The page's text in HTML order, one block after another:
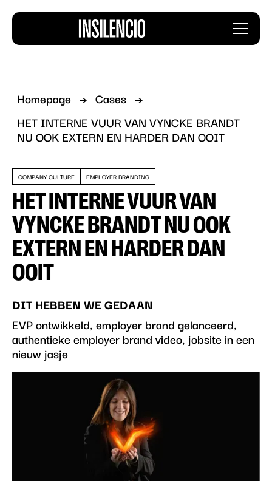
Insilencio
logo
Menu
Homepage
Cases
HET INTERNE VUUR VAN VYNCKE BRANDT
NU OOK EXTERN EN HARDER DAN OOIT
COMPANY CULTURE EMPLOYER BRANDING
HET INTERNE VUUR VAN
VYNCKE BRANDT NU OOK
EXTERN EN HARDER DAN
OOIT
DIT HEBBEN WE GEDAAN
EVP ontwikkeld, employer brand gelanceerd,
authentieke employer brand video, jobsite in een
nieuw jasje